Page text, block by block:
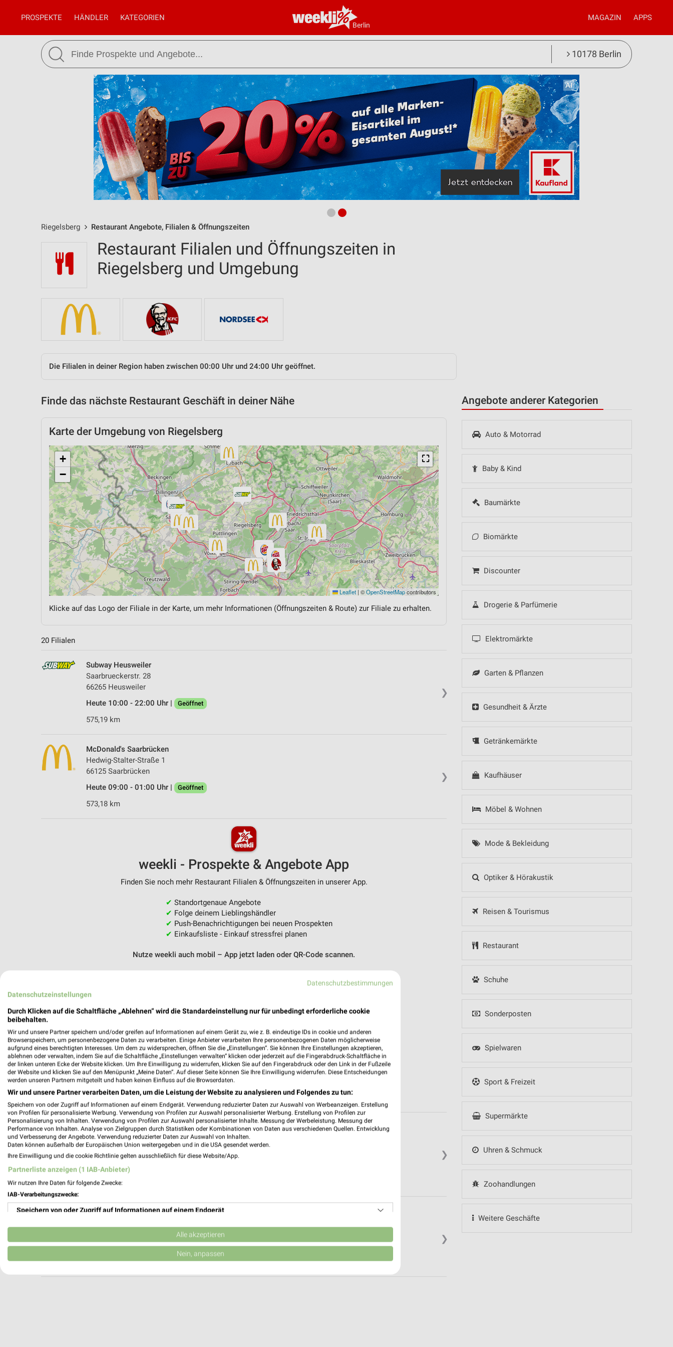
Berlin
PROSPEKTE HÄNDLER KATEGORIEN MAGAZIN APPS
10178 Berlin
Riegelsberg Restaurant Angebote, Filialen & Öffnungszeiten
Angebote anderer Kategorien
Auto & Motorrad
Baby & Kind
Baumärkte
Biomärkte
Discounter
Drogerie & Parfümerie
Elektromärkte
Garten & Pflanzen
Gesundheit & Ärzte
Getränkemärkte
Kaufhäuser
Möbel & Wohnen
Mode & Bekleidung
Optiker & Hörakustik
Reisen & Tourismus
Restaurant
Schuhe
Sonderposten
Spielwaren
Sport & Freizeit
Supermärkte
Uhren & Schmuck
Zoohandlungen
Weitere Geschäfte
Restaurant Filialen und Öffnungszeiten in
Riegelsberg und Umgebung
Die Filialen in deiner Region haben zwischen 00:00 Uhr und 24:00 Uhr geöffnet.
Finde das nächste Restaurant Geschäft in deiner Nähe
Karte der Umgebung von Riegelsberg
⛶
+
−
Leaflet | ©OpenStreetMapcontributors
Klicke auf das Logo der Filiale in der Karte, um mehr Informationen (Öffnungszeiten & Route) zur Filiale zu erhalten.
20 Filialen
❯
Subway Heusweiler
Saarbrueckerstr. 28
66265 Heusweiler
Heute 10:00 - 22:00 Uhr |
Geöffnet
575,19 km
❯
McDonald's Saarbrücken
Hedwig-Stalter-Straße 1
66125 Saarbrücken
Heute 09:00 - 01:00 Uhr |
Geöffnet
573,18 km
weekli - Prospekte & Angebote App
Finden Sie noch mehr Restaurant Filialen & Öffnungszeiten in unserer App.
✔ Standortgenaue Angebote
✔ Folge deinem Lieblingshändler
✔ Push-Benachrichtigungen bei neuen Prospekten
✔ Einkaufsliste - Einkauf stressfrei planen
Nutze weekli auch mobil – App jetzt laden oder QR-Code scannen.
❯
KFC Saarbrücken
Am Hauptbahnhof 12
66111 Saarbrücken
Heute 10:00 - 23:00 Uhr |
578,83 km
❯
McDonald's Saarbrücken
Heute 06:00 - 02:00 Uhr | Geöffnet
Datenschutzbestimmungen
Datenschutzeinstellungen
Durch Klicken auf die Schaltfläche „Ablehnen“ wird die Standardeinstellung nur für unbedingt erforderliche cookie
beibehalten.
Wir und unsere Partner speichern und/oder greifen auf Informationen auf einem Gerät zu, wie z. B. eindeutige IDs in cookie und anderen
Browserspeichern, um personenbezogene Daten zu verarbeiten. Einige Anbieter verarbeiten Ihre personenbezogenen Daten möglicherweise
aufgrund eines berechtigten Interesses. Um dem zu widersprechen, öffnen Sie die „Einstellungen“. Sie können Ihre Einstellungen akzeptieren,
ablehnen oder verwalten, indem Sie auf die Schaltfläche „Einstellungen verwalten“ klicken oder jederzeit auf die Fingerabdruck-Schaltfläche in
der linken unteren Ecke der Website klicken. Um Ihre Einwilligung zu widerrufen, klicken Sie auf den Fingerabdruck oder den Link in der Fußzeile
der Website und klicken Sie auf den Menüpunkt „Meine Daten“. Auf dieser Seite können Sie Ihre Einwilligung widerrufen. Diese Entscheidungen
werden unseren Partnern mitgeteilt und haben keinen Einfluss auf die Browserdaten.
Wir und unsere Partner verarbeiten Daten, um die Leistung der Website zu analysieren und Folgendes zu tun:
Speichern von oder Zugriff auf Informationen auf einem Endgerät. Verwendung reduzierter Daten zur Auswahl von Werbeanzeigen. Erstellung
von Profilen für personalisierte Werbung. Verwendung von Profilen zur Auswahl personalisierter Werbung. Erstellung von Profilen zur
Personalisierung von Inhalten. Verwendung von Profilen zur Auswahl personalisierter Inhalte. Messung der Werbeleistung. Messung der
Performance von Inhalten. Analyse von Zielgruppen durch Statistiken oder Kombinationen von Daten aus verschiedenen Quellen. Entwicklung
und Verbesserung der Angebote. Verwendung reduzierter Daten zur Auswahl von Inhalten.
Daten können außerhalb der Europäischen Union weitergegeben und in die USA gesendet werden.
Ihre Einwilligung und die cookie Richtlinie gelten ausschließlich für diese Website/App.
Partnerliste anzeigen (1 IAB-Anbieter)
Wir nutzen Ihre Daten für folgende Zwecke:
IAB-Verarbeitungszwecke:
Speichern von oder Zugriff auf Informationen auf einem Endgerät
Verwendung reduzierter Daten zur Auswahl von Werbeanzeigen
Erstellung von Profilen für personalisierte Werbung
Alle akzeptieren
Nein, anpassen